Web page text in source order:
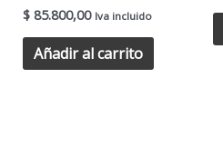
$85.800,00 Iva incluido
Añadir al carrito